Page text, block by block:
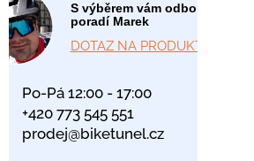
S výběrem vám odborně
poradí Marek
DOTAZ NA PRODUKT
Po-Pá 12:00 - 17:00
+420 773 545 551
prodej@biketunel.cz